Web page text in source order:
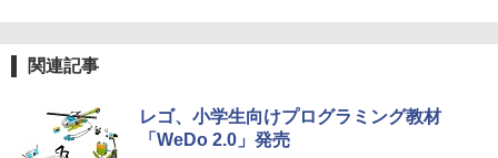
関連記事
レゴ、小学生向けプログラミング教材
「WeDo 2.0」発売